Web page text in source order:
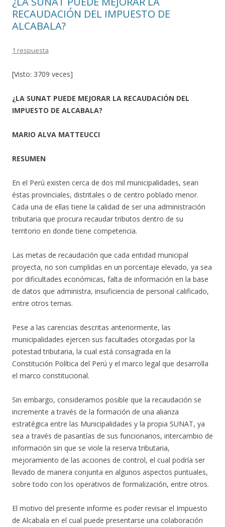
RECAUDACIÓN DEL IMPUESTO DE
ALCABALA?
1 respuesta
[Visto: 3709 veces]
¿LA SUNAT PUEDE MEJORAR LA RECAUDACIÓN DEL
IMPUESTO DE ALCABALA?
MARIO ALVA MATTEUCCI
RESUMEN
En el Perú existen cerca de dos mil municipalidades, sean
éstas provinciales, distritales o de centro poblado menor.
Cada una de ellas tiene la calidad de ser una administración
tributaria que procura recaudar tributos dentro de su
territorio en donde tiene competencia.
Las metas de recaudación que cada entidad municipal
proyecta, no son cumplidas en un porcentaje elevado, ya sea
por dificultades económicas, falta de información en la base
de datos que administra, insuficiencia de personal calificado,
entre otros temas.
Pese a las carencias descritas anteriormente, las
municipalidades ejercen sus facultades otorgadas por la
potestad tributaria, la cual está consagrada en la
Constitución Política del Perú y el marco legal que desarrolla
el marco constitucional.
Sin embargo, consideramos posible que la recaudación se
incremente a través de la formación de una alianza
estratégica entre las Municipalidades y la propia SUNAT, ya
sea a través de pasantías de sus funcionarios, intercambio de
información sin que se viole la reserva tributaria,
mejoramiento de las acciones de control, el cual podría ser
llevado de manera conjunta en algunos aspectos puntuales,
sobre todo con los operativos de formalización, entre otros.
El motivo del presente informe es poder revisar el Impuesto
de Alcabala en el cual puede presentarse una colaboración